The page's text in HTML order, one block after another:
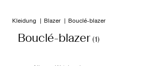
Kleidung Blazer Bouclé-blazer
Bouclé-blazer (1)